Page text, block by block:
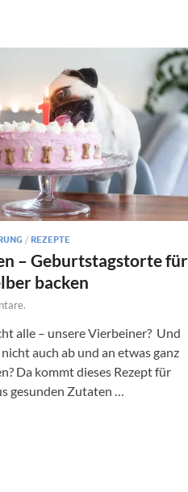
/ REZEPTE
– Geburtstagstorte für
backen
alle – unsere Vierbeiner? Und
auch ab und an etwas ganz
Da kommt dieses Rezept für
gesunden Zutaten …